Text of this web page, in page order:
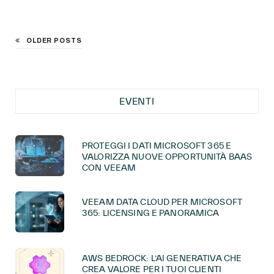
OLDER POSTS
EVENTI
PROTEGGI I DATI MICROSOFT 365 E
VALORIZZA NUOVE OPPORTUNITÀ BAAS
CON VEEAM
VEEAM DATA CLOUD PER MICROSOFT
365: LICENSING E PANORAMICA
AWS BEDROCK: L’AI GENERATIVA CHE
CREA VALORE PER I TUOI CLIENTI